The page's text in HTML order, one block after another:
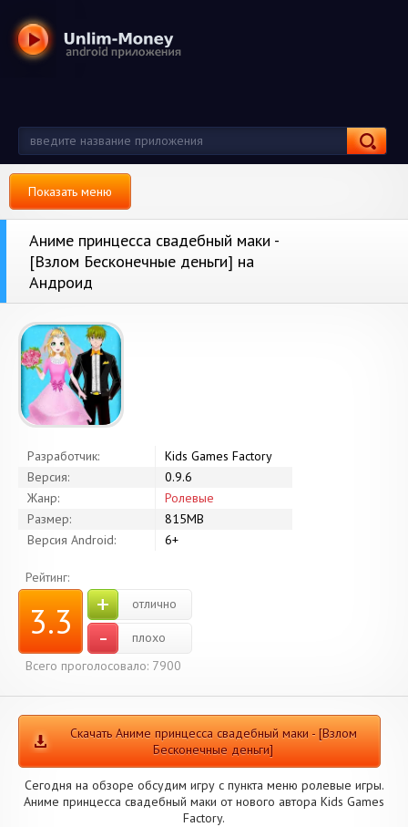
Показать меню
Аниме принцесса свадебный маки -
[Взлом Бесконечные деньги] на
Андроид
Разработчик:
Kids Games Factory
Версия:
0.9.6
Жанр:
Ролевые
Размер:
815MB
Версия Android:
6+
Рейтинг:
3.3 + отлично
-
плохо
Всего проголосовало: 7900
Скачать Аниме принцесса свадебный маки - [Взлом
Бесконечные деньги]
Сегодня на обзоре обсудим игру с пункта меню ролевые игры.
Аниме принцесса свадебный маки от нового автора Kids Games
Factory.